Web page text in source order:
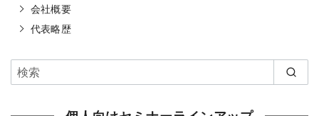
会社概要
代表略歴